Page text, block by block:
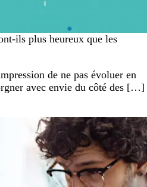
ils plus heureux que les
de ne pas évoluer en
avec envie du côté des […]